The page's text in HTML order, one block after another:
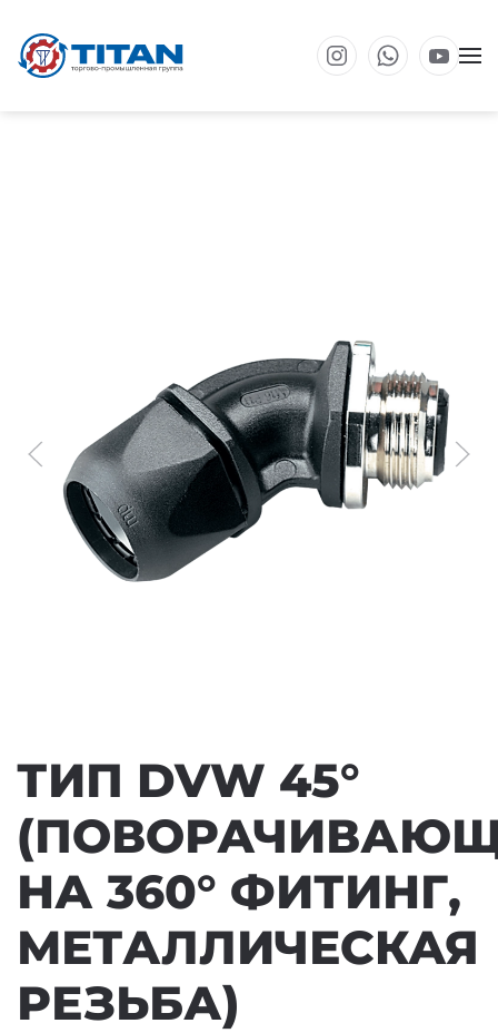
Перейти к основному содержанию
ТИП DVW 45°
НА 360° ФИТИНГ,
МЕТАЛЛИЧЕСКАЯ
РЕЗЬБА)